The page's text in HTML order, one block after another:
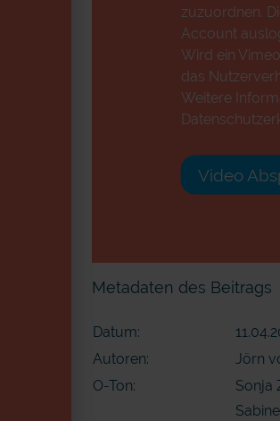
zuzuordnen.
Account
Wird ein
das
Weitere
Video
Metadaten des Beitrags
Datum:
Autoren:
Jörn
O-Ton:
Sonja